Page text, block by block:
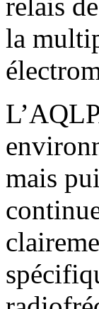
relais
la
mais